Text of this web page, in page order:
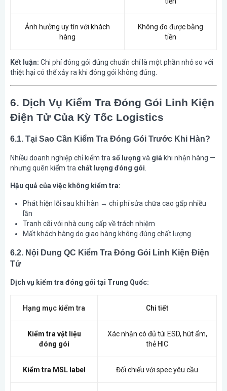
Ảnh hưởng uy tín với khách
hàng
Không đo được bằng
tiền
Kết luận: Chi phí đóng gói đúng chuẩn chỉ là một phần nhỏ so với
thiệt hại có thể xảy ra khi đóng gói không đúng.
6. Dịch Vụ Kiểm Tra Đóng Gói Linh Kiện
Điện Tử Của Kỳ Tốc Logistics
6.1. Tại Sao Cần Kiểm Tra Đóng Gói Trước Khi Hàn?
Nhiều doanh nghiệp chỉ kiểm tra số lượng và giá khi nhận hàng —
nhưng quên kiểm tra chất lượng đóng gói
Hậu quả của việc không kiểm tra:
Phát hiện lỗi sau khi hàn → chi phí sửa chữa cao gấp nhiều
lần
Tranh cãi với nhà cung cấp về trách nhiệm
Mất khách hàng do giao hàng không đúng chất lượng
6.2. Nội Dung QC Kiểm Tra Đóng Gói Linh Kiện Điện
Tử
Dịch vụ kiểm tra đóng gói tại Trung Quốc:
Hạng mục kiểm tra Chi tiết
Kiểm tra vật liệu
đóng gói
Xác nhận có đủ túi ESD, hút ẩm,
thẻ HIC
Kiểm tra MSL label Đối chiếu với spec yêu cầu